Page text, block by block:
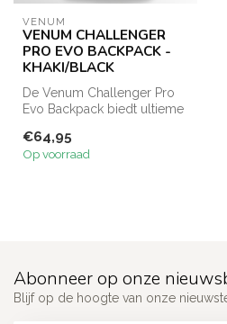
VENUM
VENUM CHALLENGER
PRO EVO BACKPACK -
KHAKI/BLACK
De Venum Challenger Pro
Evo Backpack biedt ultieme
meerdere...
€64,95
Op voorraad
Abonneer op onze
Blijf op de hoogte van onze